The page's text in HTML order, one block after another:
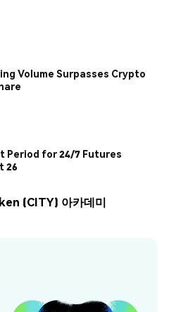
Volume Surpasses Crypto
Period for 24/7 Futures
26
(CITY) 아카데미